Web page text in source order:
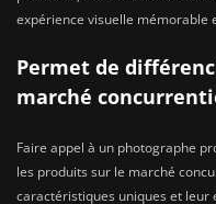
expérience visuelle mémorable
Permet de
marché
Faire appel à un photographe
les produits sur le marché
caractéristiques uniques et leur